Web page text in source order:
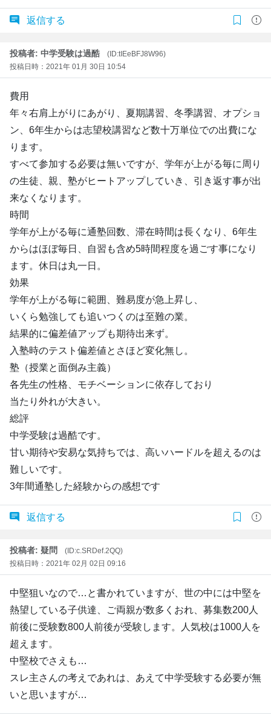
返信する
投稿者: 中学受験は過酷
(ID:tIEeBFJ8W96)
投稿日時：2021年 01月 30日 10:54
費用
年々右肩上がりにあがり、夏期講習、冬季講習、オプショ
ン、6年生からは志望校講習など数十万単位での出費にな
ります。
すべて参加する必要は無いですが、学年が上がる毎に周り
の生徒、親、塾がヒートアップしていき、引き返す事が出
来なくなります。
時間
学年が上がる毎に通塾回数、滞在時間は長くなり、6年生
からはほぼ毎日、自習も含め5時間程度を過ごす事になり
ます。休日は丸一日。
効果
学年が上がる毎に範囲、難易度が急上昇し、
いくら勉強しても追いつくのは至難の業。
結果的に偏差値アップも期待出来ず。
入塾時のテスト偏差値とさほど変化無し。
塾（授業と面倒み主義）
各先生の性格、モチベーションに依存しており
当たり外れが大きい。
総評
中学受験は過酷です。
甘い期待や安易な気持ちでは、高いハードルを超えるのは
難しいです。
3年間通塾した経験からの感想です
返信する
投稿者: 疑問
(ID:c.SRDef.2QQ)
投稿日時：2021年 02月 02日 09:16
中堅狙いなので…と書かれていますが、世の中には中堅を
熱望している子供達、ご両親が数多くおれ、募集数200人
前後に受験数800人前後が受験します。人気校は1000人を
超えます。
中堅校でさえも…
スレ主さんの考えであれは、あえて中学受験する必要が無
いと思いますが…